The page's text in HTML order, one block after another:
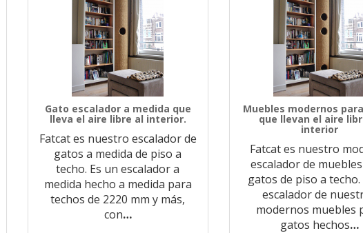
Gato escalador a medida que
lleva el aire libre al interior.
Fatcat es nuestro escalador de
gatos a medida de piso a
techo. Es un escalador a
medida hecho a medida para
techos de 2220 mm y más,
con…
Muebles modernos
que llevan el aire
interior
Fatcat es nuestro
escalador de
gatos de piso a techo.
escalador de
modernos muebles
gatos hechos…